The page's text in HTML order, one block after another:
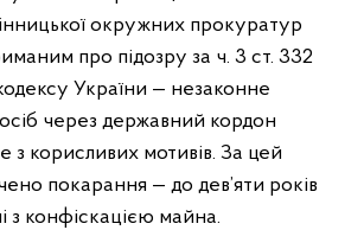
окружних прокуратур
про підозру за ч. 3 ст. 332
України — незаконне
через державний кордон
з корисливих мотивів. За цей
покарання — до дев’яти років
з конфіскацією майна.